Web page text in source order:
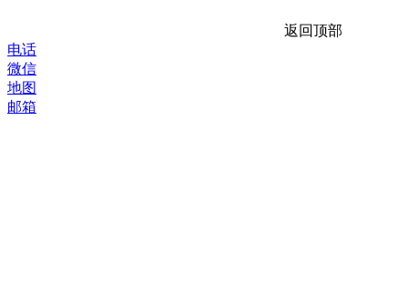
返回顶部
电话
微信
地图
邮箱